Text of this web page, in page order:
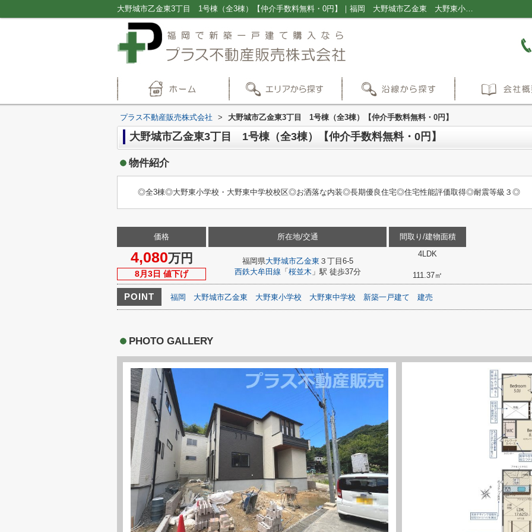
大野城市乙金東3丁目 1号棟（全3棟）【仲介手数料無料・0円】｜福岡 大野城市乙金東 大野東小学校 大野東中学校 新築一戸建て 建売｜福岡の新築一戸建て・仲介手数料無料の売買物件情報ならプラス不動産販売株式会社
プラス不動産販売株式会社 > 大野城市乙金東3丁目 1号棟（全3棟）【仲介手数料無料・0円】
大野城市乙金東3丁目 1号棟（全3棟）【仲介手数料無料・0円】
物件紹介
◎全3棟◎大野東小学校・大野東中学校校区◎お洒落な内装◎長期優良住宅◎住宅性能評価取得◎耐震等級３◎
価格
4,080万円
8月3日 値下げ
所在地/交通
福岡県大野城市乙金東 ３丁目6-5
西鉄大牟田線 「 桜並木 」駅 徒歩37分
間取り/建物面積
4LDK
111.37㎡
POINT 福岡 大野城市乙金東 大野東小学校 大野東中学校 新築一戸建て 建売
PHOTO GALLERY